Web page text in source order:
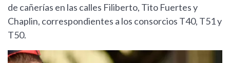
de cañerías en las calles Filiberto, Tito Fuertes y
Chaplin, correspondientes a los consorcios T40, T51 y
T50.